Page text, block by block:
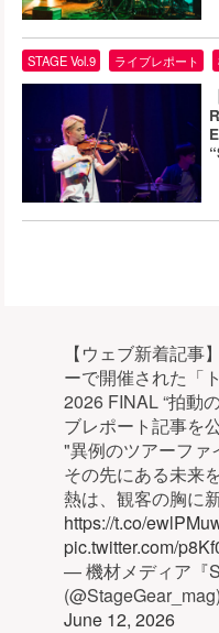
STAGE Vol.9 ライブレポート
【ウェブ新着記事
ーで開催された「
2026 FINAL “拍動
ブレポート記事を
"異例のツアーファ
その先にある未来
熱は、観客の胸に
https://t.co/
pic.twitter.com/
— 機材メディア『
(@StageGear_mag)
June 12, 2026